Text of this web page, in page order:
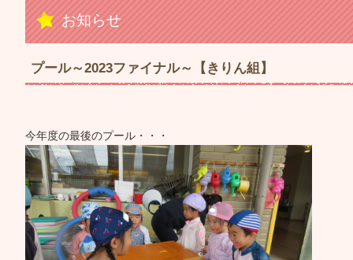
お知らせ
プール～2023ファイナル～【きりん組】
今年度の最後のプール・・・